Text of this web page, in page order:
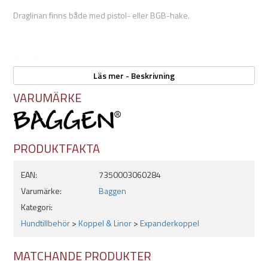
Draglinan finns både med pistol- eller BGB-hake.
Färg: Svart
Mått:
- Längd, utsträckt: 290cm
- Bredd: 25mm
BGB- eller pistolhake (mässing)
Ryckdämpande
Perfekt till skidåkningen
Slitstarkt
Läs mer - Beskrivning
VARUMÄRKE
PRODUKTFAKTA
EAN:
7350003060284
Varumärke:
Baggen
Kategori:
Hundtillbehör>Koppel & Linor>Expanderkoppel
MATCHANDE PRODUKTER